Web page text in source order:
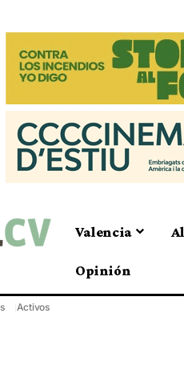
Valencia
Opinión
Activos